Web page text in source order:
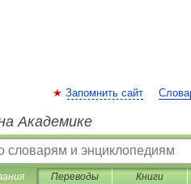
Запомнить сайт
Академике
Переводы Книги